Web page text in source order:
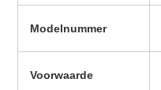
Modelnummer
Voorwaarde